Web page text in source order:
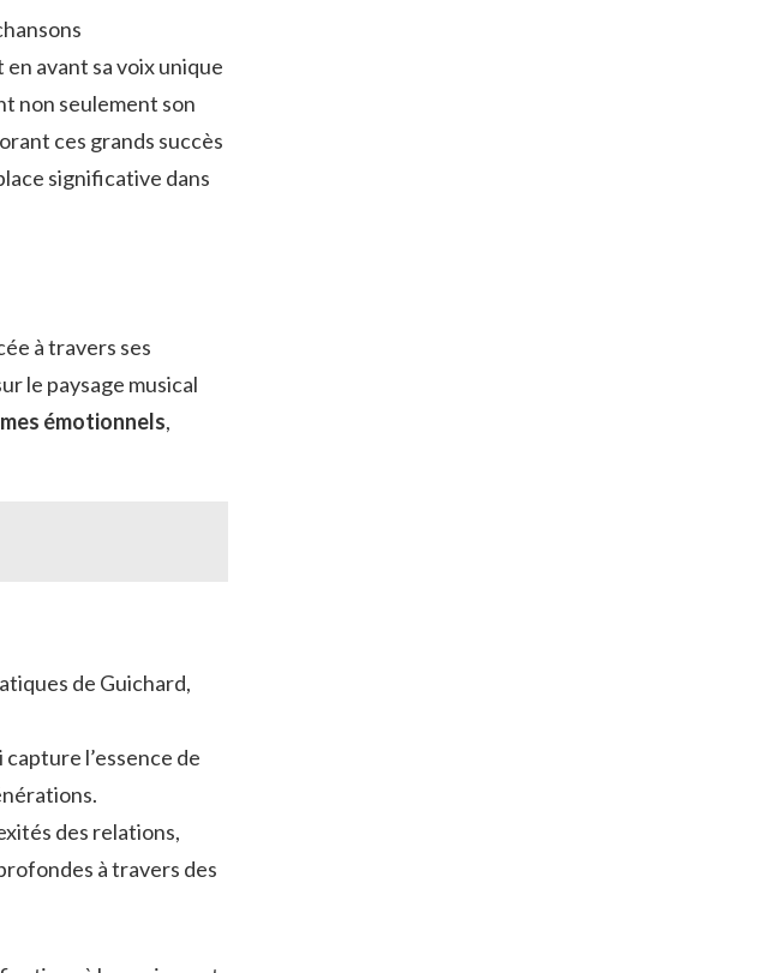
avant sa voix unique
non seulement son
ces grands succès
significative dans
à travers ses
le paysage musical
émotionnels,
de Guichard,
l’essence de
des relations,
à travers des